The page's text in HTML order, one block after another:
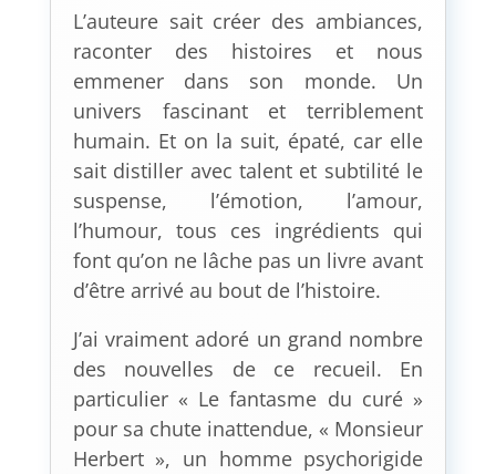
L’auteure sait créer des ambiances,
raconter des histoires et nous
emmener dans son monde. Un
univers fascinant et terriblement
humain. Et on la suit, épaté, car elle
sait distiller avec talent et subtilité le
suspense, l’émotion, l’amour,
l’humour, tous ces ingrédients qui
font qu’on ne lâche pas un livre avant
d’être arrivé au bout de l’histoire.
J’ai vraiment adoré un grand nombre
des nouvelles de ce recueil. En
particulier « Le fantasme du curé »
pour sa chute inattendue, « Monsieur
Herbert », un homme psychorigide